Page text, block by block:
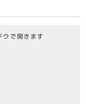
ウで開きます